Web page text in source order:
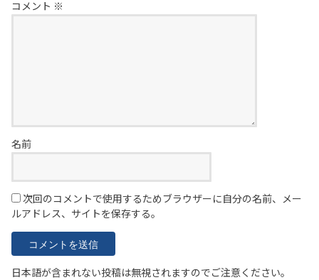
コメント ※
名前
次回のコメントで使用するためブラウザーに自分の名前、メー
ルアドレス、サイトを保存する。
日本語が含まれない投稿は無視されますのでご注意ください。